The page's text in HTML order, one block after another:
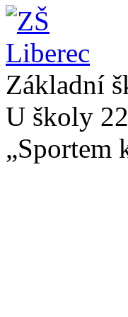
Základní
U školy
„Sportem